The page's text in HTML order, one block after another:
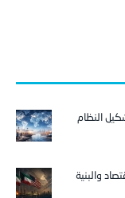
النظام
والبنية